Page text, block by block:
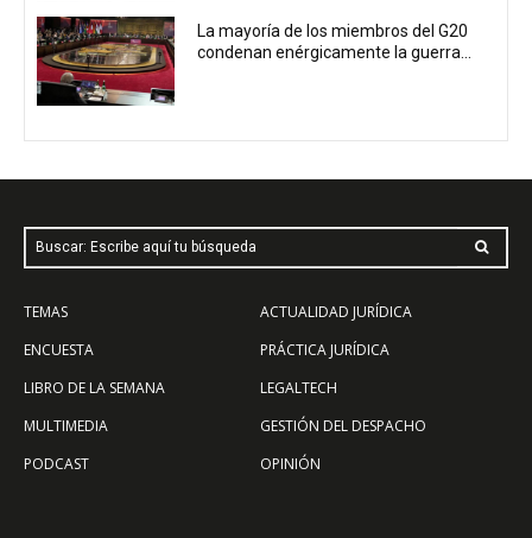
La mayoría de los miembros del G20
condenan enérgicamente la guerra...
Buscar: Escribe aquí tu búsqueda
TEMAS
ENCUESTA
LIBRO DE LA SEMANA
MULTIMEDIA
PODCAST
ACTUALIDAD JURÍDICA
PRÁCTICA JURÍDICA
LEGALTECH
GESTIÓN DEL DESPACHO
OPINIÓN